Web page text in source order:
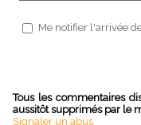
Me notifier l'arrivée
Tous les commentaires
aussitôt supprimés par le
Signaler un abus